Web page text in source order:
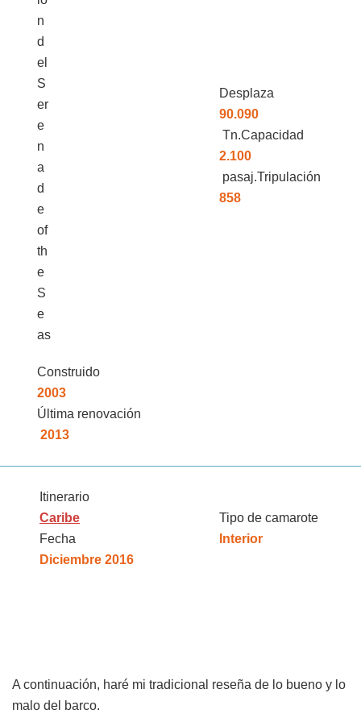
Construido
2003
Última renovación
2013
Desplaza
90.090
Tn.Capacidad
2.100
pasaj.Tripulación
858
Itinerario
Caribe
Fecha
Diciembre 2016
Tipo de camarote
Interior
A continuación, haré mi tradicional reseña de lo bueno y lo
malo del barco.